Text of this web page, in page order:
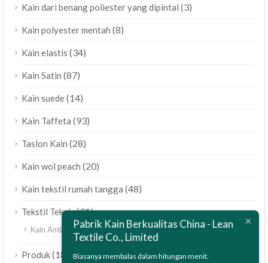
Kain dari benang poliester yang dipintal (3)
Kain polyester mentah (8)
Kain elastis (34)
Kain Satin (87)
Kain suede(14)
Kain Taffeta (93)
Taslon Kain (28)
Kain wol peach (20)
Kain tekstil rumah tangga (48)
Tekstil Teknis(31)
Kain Anti-statis/ Kain ESD(10)
Produk(189)
Pabrik Kain Berkualitas China - Lean
Textile Co., Limited
Biasanya membalas dalam hitungan menit.
Polski
ไทย